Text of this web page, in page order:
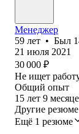
Менеджер
59 лет • Был
21 июля 2021
30 000 ₽
Не ищет
Общий опыт
15 лет 9
Другие резюме
Ещё 1 резюме